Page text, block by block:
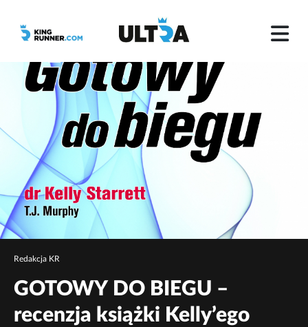
Redakcja KR
GOTOWY DO BIEGU –
recenzja książki Kelly’ego